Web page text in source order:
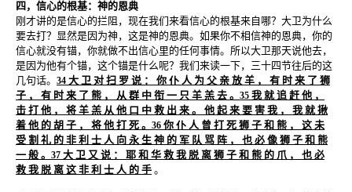
四，信心的根基：神的恩典
刚才讲的是信心的拦阻，现在我们来看信心的根基来自哪？大卫为什么
要去打？显然是因为神，这是神的恩典。如果你不相信神的恩典，你的
信心就没有锚，你就做不出信心里的任何事情。所以大卫那天说他去，
是因为他有个锚，这个锚是什么呢？我们来读一下，三十四节往后的这
几句话。 34 大 卫 对 扫 罗 说 ： 你 仆 人 为 父 亲 放 羊 ， 有 时 来 了 狮
子 ， 有 时 来 了 熊 ， 从 群 中 衔 一 只 羊 羔 去 。 35 我 就 追 赶 他 ，
击 打 他 ， 将 羊 羔 从 他 口 中 救 出 来 。 他 起 来 要 害 我 ， 我 就 揪
着 他 的 胡 子 ， 将 他 打 死 。 36 你 仆 人 曾 打 死 狮 子 和 熊 ， 这 未
受 割 礼 的 非 利 士 人 向 永 生 神 的 军 队 骂 阵 ， 也 必 像 狮 子 和 熊
一 般 。 37 大 卫 又 说 ： 耶 和 华 救 我 脱 离 狮 子 和 熊 的 爪 ， 也 必
救 我 脱 离 这 非 利 士 人 的 手 。